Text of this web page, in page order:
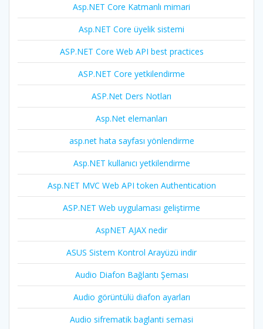
Asp.NET Core Katmanlı mimari
Asp.NET Core üyelik sistemi
ASP.NET Core Web API best practices
ASP.NET Core yetkilendirme
ASP.Net Ders Notları
Asp.Net elemanları
asp.net hata sayfası yönlendirme
Asp.NET kullanıcı yetkilendirme
Asp.NET MVC Web API token Authentication
ASP.NET Web uygulaması geliştirme
AspNET AJAX nedir
ASUS Sistem Kontrol Arayüzü indir
Audio Diafon Bağlantı Şeması
Audio görüntülü diafon ayarları
Audio sifrematik baglanti semasi